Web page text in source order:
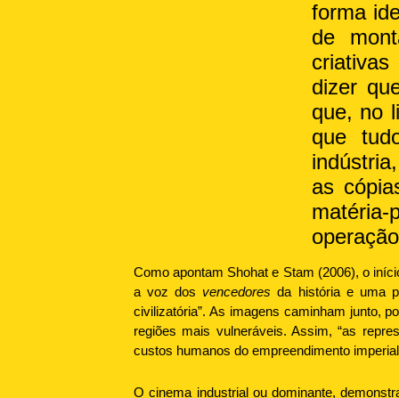
forma
de
dizer
que, no
que
as
Como apontam Shohat e Stam (2006), o
a voz dos vencedores da história e uma
civilizatória”. As imagens caminham junto,
regiões mais vulneráveis. Assim, “as
custos humanos do empreendimento
O cinema industrial ou dominante,